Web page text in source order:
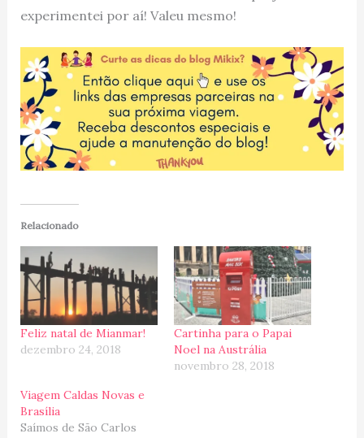
experimentei por aí! Valeu mesmo!
Relacionado
Feliz natal de Mianmar!
dezembro 24, 2018
Cartinha para o Papai
Noel na Austrália
novembro 28, 2018
Viagem Caldas Novas e
Brasília
Saímos de São Carlos